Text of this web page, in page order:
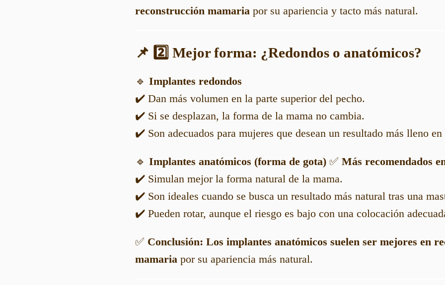
reconstrucción mamaria por su apariencia y tacto más natural.
📌 2️⃣ Mejor forma: ¿Redondos o anatómicos?
🔹 Implantes redondos
✔️ Dan más volumen en la parte superior del pecho.
✔️ Si se desplazan, la forma de la mama no cambia.
✔️ Son adecuados para mujeres que desean un resultado más lleno
🔹 Implantes anatómicos (forma de gota) ✅ Más recomendados
✔️ Simulan mejor la forma natural de la mama.
✔️ Son ideales cuando se busca un resultado más natural tras una
✔️ Pueden rotar, aunque el riesgo es bajo con una colocación
✅ Conclusión: Los implantes anatómicos suelen ser mejores en
mamaria por su apariencia más natural.